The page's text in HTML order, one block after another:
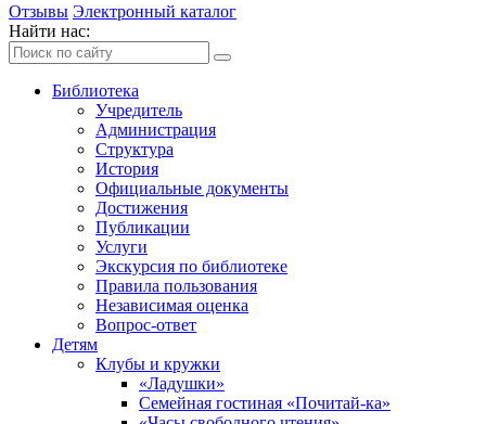
Отзывы Электронный каталог
Найти нас:
Библиотека
Учредитель
Администрация
Структура
История
Официальные документы
Достижения
Публикации
Услуги
Экскурсия по библиотеке
Правила пользования
Независимая оценка
Вопрос-ответ
Детям
Клубы и кружки
«Ладушки»
Семейная гостиная «Почитай-ка»